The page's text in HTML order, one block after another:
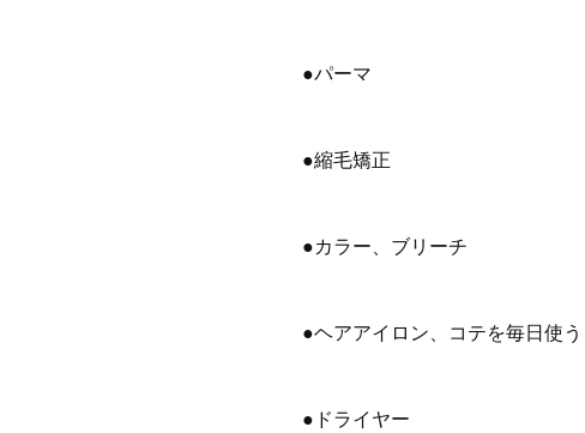
●パーマ
●縮毛矯正
●カラー、ブリーチ
●ヘアアイロン、コテを毎日使う
●ドライヤー